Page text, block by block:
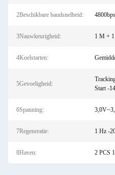
2Beschikbare baudsnelheid:
3Nauwkeurigheid: 1 M +
4Koelstarten:
5Gevoeligheid:
Start -
6Spanning:
7Regeneratie: 1 Hz -
8Haven: 2 PCS